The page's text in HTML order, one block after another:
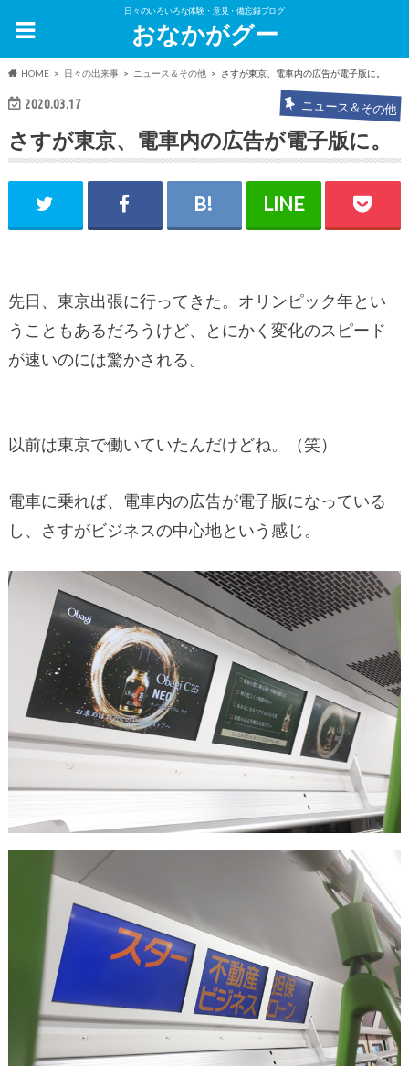
日々のいろいろな体験・意見・備忘録ブログ
おなかがグー
HOME 日々の出来事 ニュース＆その他 さすが東京、電車内の広告が電子版に。
2020.03.17 ニュース＆その他
さすが東京、電車内の広告が電子版に。
先日、東京出張に行ってきた。オリンピック年とい
うこともあるだろうけど、とにかく変化のスピード
が速いのには驚かされる。
以前は東京で働いていたんだけどね。（笑）
電車に乗れば、電車内の広告が電子版になっている
し、さすがビジネスの中心地という感じ。